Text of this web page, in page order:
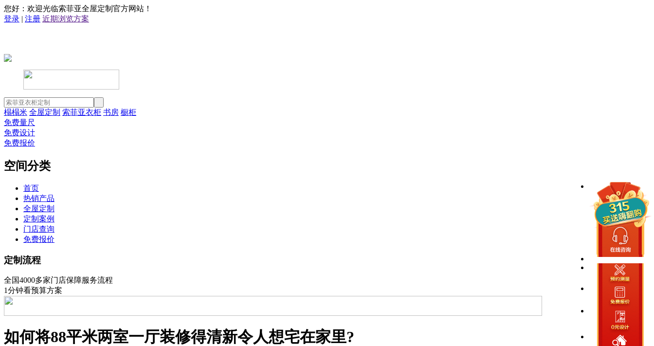
您好：欢迎光临索菲亚全屋定制官方网站！
登录 | 注册 近期浏览方案
榻榻米 全屋定制 索菲亚衣柜 书房 橱柜
免费量尺
免费设计
免费报价
空间分类
首页
热销产品
全屋定制
定制案例
门店查询
免费报价
定制流程
全国4000多家门店保障服务流程
1分钟看预算方案
如何将88平米两室一厅装修得清新令人想宅在家里?